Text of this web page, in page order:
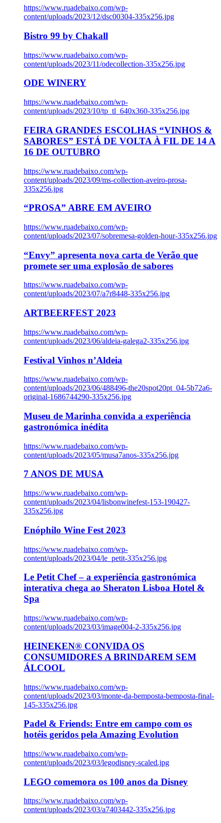
https://www.ruadebaixo.com/wp-
content/uploads/2023/12/dsc00304-335x256.jpg
Bistro 99 by Chakall
https://www.ruadebaixo.com/wp-
content/uploads/2023/11/odecollection-335x256.jpg
ODE WINERY
https://www.ruadebaixo.com/wp-
content/uploads/2023/10/tp_tl_640x360-335x256.jpg
FEIRA GRANDES ESCOLHAS “VINHOS &
SABORES” ESTÁ DE VOLTA À FIL DE 14 A
16 DE OUTUBRO
https://www.ruadebaixo.com/wp-
content/uploads/2023/09/ms-collection-aveiro-prosa-
335x256.jpg
“PROSA” ABRE EM AVEIRO
https://www.ruadebaixo.com/wp-
content/uploads/2023/07/sobremesa-golden-hour-335x256.jpg
“Envy” apresenta nova carta de Verão que
promete ser uma explosão de sabores
https://www.ruadebaixo.com/wp-
content/uploads/2023/07/a7r8448-335x256.jpg
ARTBEERFEST 2023
https://www.ruadebaixo.com/wp-
content/uploads/2023/06/aldeia-galega2-335x256.jpg
Festival Vinhos n’Aldeia
https://www.ruadebaixo.com/wp-
content/uploads/2023/06/488496-the20spot20pt_04-5b72a6-
original-1686744290-335x256.jpg
Museu de Marinha convida a experiência
gastronómica inédita
https://www.ruadebaixo.com/wp-
content/uploads/2023/05/musa7anos-335x256.jpg
7 ANOS DE MUSA
https://www.ruadebaixo.com/wp-
content/uploads/2023/04/lisbonwinefest-153-190427-
335x256.jpg
Enóphilo Wine Fest 2023
https://www.ruadebaixo.com/wp-
content/uploads/2023/04/le_petit-335x256.jpg
Le Petit Chef – a experiência gastronómica
interativa chega ao Sheraton Lisboa Hotel &
Spa
https://www.ruadebaixo.com/wp-
content/uploads/2023/03/image004-2-335x256.jpg
HEINEKEN® CONVIDA OS
CONSUMIDORES A BRINDAREM SEM
ÁLCOOL
https://www.ruadebaixo.com/wp-
content/uploads/2023/03/monte-da-bemposta-bemposta-final-
145-335x256.jpg
Padel & Friends: Entre em campo com os
hotéis geridos pela Amazing Evolution
https://www.ruadebaixo.com/wp-
content/uploads/2023/03/legodisney-scaled.jpg
LEGO comemora os 100 anos da Disney
https://www.ruadebaixo.com/wp-
content/uploads/2023/03/a7403442-335x256.jpg